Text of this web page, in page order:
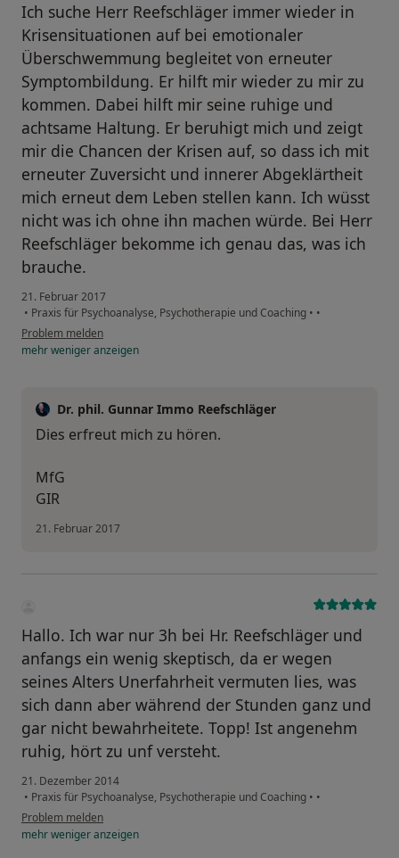
Ich suche Herr Reefschläger immer wieder in
Krisensituationen auf bei emotionaler
Überschwemmung begleitet von erneuter
Symptombildung. Er hilft mir wieder zu mir zu
kommen. Dabei hilft mir seine ruhige und
achtsame Haltung. Er beruhigt mich und zeigt
mir die Chancen der Krisen auf, so dass ich mit
erneuter Zuversicht und innerer Abgeklärtheit
mich erneut dem Leben stellen kann. Ich wüsst
nicht was ich ohne ihn machen würde. Bei Herr
Reefschläger bekomme ich genau das, was ich
brauche.
21. Februar 2017
• Praxis für Psychoanalyse, Psychotherapie und Coaching • •
Problem melden
mehrwenigeranzeigen
Dr. phil. Gunnar Immo Reefschläger
Dies erfreut mich zu hören.
MfG
GIR
21. Februar 2017
Hallo. Ich war nur 3h bei Hr. Reefschläger und
anfangs ein wenig skeptisch, da er wegen
seines Alters Unerfahrheit vermuten lies, was
sich dann aber während der Stunden ganz und
gar nicht bewahrheitete. Topp! Ist angenehm
ruhig, hört zu unf versteht.
21. Dezember 2014
• Praxis für Psychoanalyse, Psychotherapie und Coaching • •
Problem melden
mehrwenigeranzeigen